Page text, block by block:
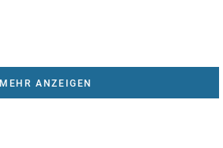
MEHR ANZEIGEN